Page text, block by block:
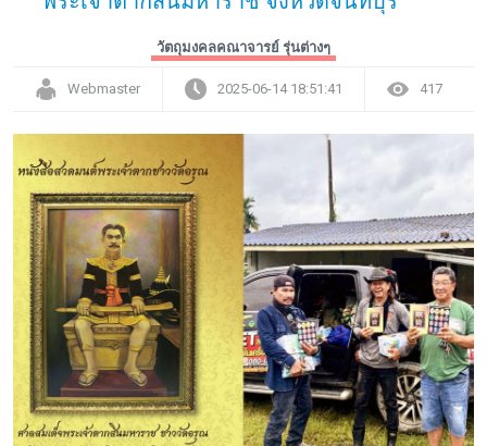
วัตถุมงคลคณาจารย์ รุ่นต่างๆ
Webmaster 2025-06-14 18:51:41 417